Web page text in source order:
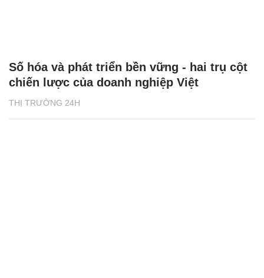
THỊ TRƯỜNG 24H
Số hóa và phát triển bền vững - hai trụ cột
chiến lược của doanh nghiệp Việt